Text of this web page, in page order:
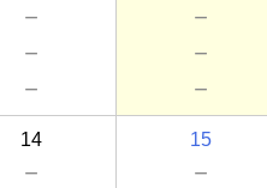
－
－
－
－
－
－
14
－
15
－